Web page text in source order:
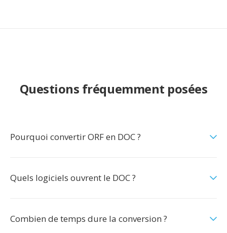
Questions fréquemment posées
Pourquoi convertir ORF en DOC ?
Quels logiciels ouvrent le DOC ?
Combien de temps dure la conversion ?